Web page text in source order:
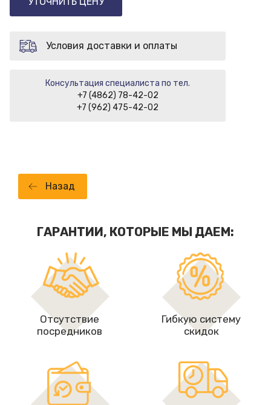
Условия доставки и оплаты
Консультация специалиста по тел.
+7 (4862) 78-42-02
+7 (962) 475-42-02
Назад
ГАРАНТИИ, КОТОРЫЕ МЫ ДАЕМ:
Отсутствие
посредников
Гибкую систему
скидок